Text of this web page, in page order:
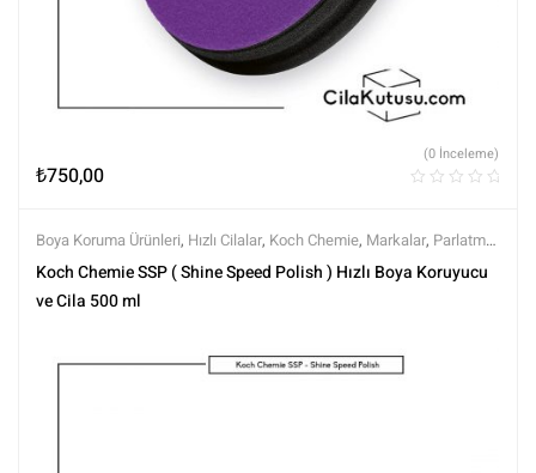
₺750,00
(0 İnceleme)
Boya Koruma Ürünleri, Hızlı Cilalar, Koch Chemie, Markalar, Parlatma,
Polisaj ve Parlatma, Tüm Ürünler,Tüm Ürünler
Koch Chemie SSP ( Shine Speed Polish ) Hızlı Boya Koruyucu
ve Cila 500 ml